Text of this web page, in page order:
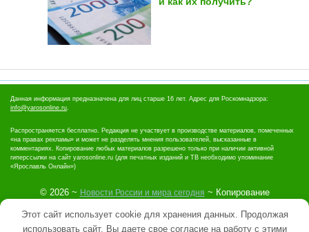
Данная информация предназначена для лиц старше 16 лет. Адрес для Роскомнадзора:
info@yarosonline.ru.
Распространяется бесплатно. Редакция не участвует в производстве материалов, помеченных
«на правах рекламы» и может не разделять мнения пользователей, высказанные в
комментариях. Копирование любых материалов разрешено только при наличии активной
гиперссылки на сайт yarosonline.ru (для печатных изданий и ТВ необходимо упоминание
«Ярославль Онлайн»)
© 2026~ Новости России и мира сегодня ~ Копирование
Политика конфиденциальности
Этот сайт использует cookie для хранения данных. Продолжая
использовать сайт, Вы даете свое согласие на работу с этими